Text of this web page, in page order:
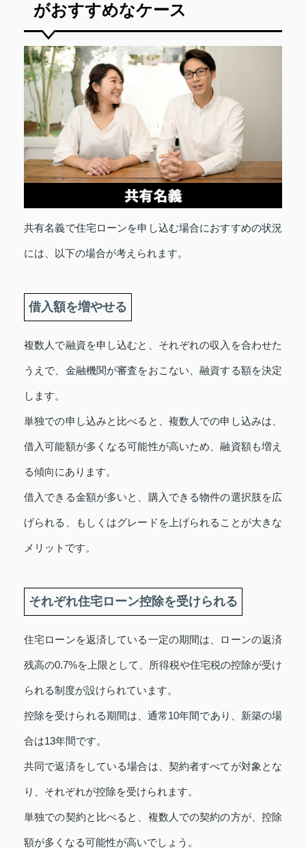
がおすすめなケース
共有名義で住宅ローンを申し込む場合におすすめの状況
には、以下の場合が考えられます。
借入額を増やせる
複数人で融資を申し込むと、それぞれの収入を合わせた
うえで、金融機関が審査をおこない、融資する額を決定
します。
単独での申し込みと比べると、複数人での申し込みは、
借入可能額が多くなる可能性が高いため、融資額も増え
る傾向にあります。
借入できる金額が多いと、購入できる物件の選択肢を広
げられる、もしくはグレードを上げられることが大きな
メリットです。
それぞれ住宅ローン控除を受けられる
住宅ローンを返済している一定の期間は、ローンの返済
残高の0.7%を上限として、所得税や住宅税の控除が受け
られる制度が設けられています。
控除を受けられる期間は、通常10年間であり、新築の場
合は13年間です。
共同で返済をしている場合は、契約者すべてが対象とな
り、それぞれが控除を受けられます。
単独での契約と比べると、複数人での契約の方が、控除
額が多くなる可能性が高いでしょう。